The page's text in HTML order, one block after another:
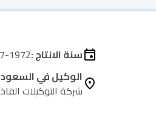
سنة الانتاج :1972
الوكيل في
شركة التوكيلات